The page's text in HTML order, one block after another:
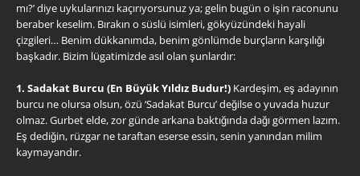
mı?’ diye uykularınızı kaçırıyorsunuz ya; gelin bugün o işin raconunu
beraber keselim. Bırakın o süslü isimleri, gökyüzündeki hayali
çizgileri… Benim dükkanımda, benim gönlümde burçların karşılığı
başkadır. Bizim lügatimizde asıl olan şunlardır:
1. Sadakat Burcu (En Büyük Yıldız Budur!) Kardeşim, eş adayının
burcu ne olursa olsun, özü ‘Sadakat Burcu’ değilse o yuvada huzur
olmaz. Gurbet elde, zor günde arkana baktığında dağı görmen lazım.
Eş dediğin, rüzgar ne taraftan eserse essin, senin yanından milim
kaymayandır.